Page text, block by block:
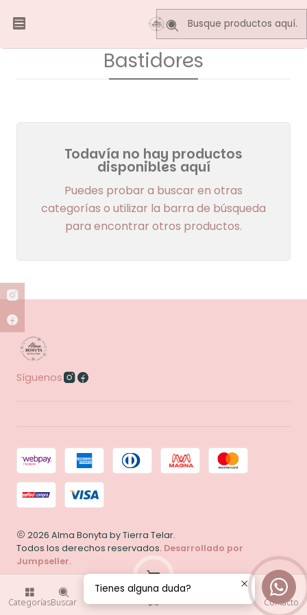
CategoríasBuscar
0
$0 Contacto
Marcos y Bastidores Bastidores
Bastidores
Todavía no hay productos
disponibles aquí
Puedes probar a buscar en otras
categorías o utilizar la barra de búsqueda
para encontrar otros productos.
Síguenos
2026 Alma Bonyta by Tierra Telar.
Todos los derechos reservados. Desarrollado por
Jumpseller.
Tienes alguna duda?